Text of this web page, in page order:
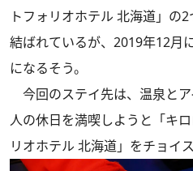
トフォリオホテル 北海道」の
結ばれているが、2019年12月
になるそう。
今回のステイ先は、温泉と
人の休日を満喫しようと「キ
リオホテル 北海道」をチョイス